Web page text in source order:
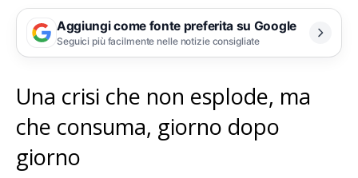
Aggiungi come fonte preferita su Google
Seguici più facilmente nelle notizie consigliate
Una crisi che non esplode, ma
che consuma, giorno dopo
giorno